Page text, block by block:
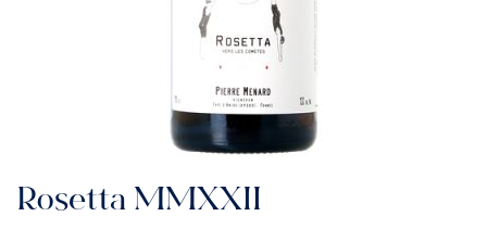
Rosetta MMXXII